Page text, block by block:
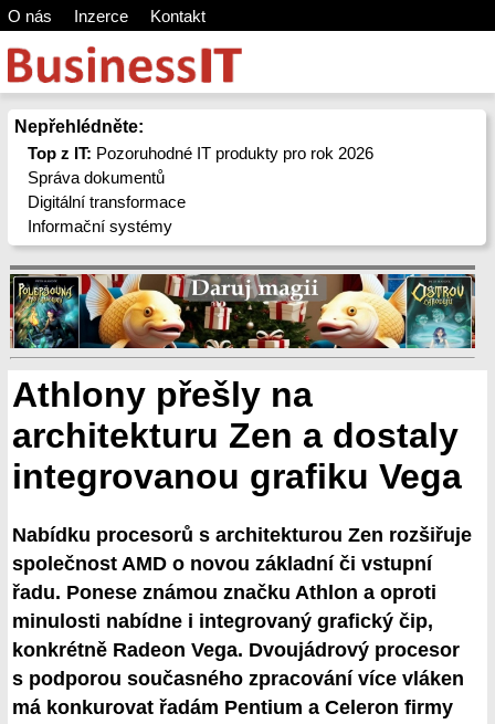
O nás Inzerce Kontakt
Nepřehlédněte:
Top z IT: Pozoruhodné IT produkty pro rok 2026
Správa dokumentů
Digitální transformace
Informační systémy
Athlony přešly na
architekturu Zen a dostaly
integrovanou grafiku Vega
Nabídku procesorů s architekturou Zen rozšiřuje
společnost AMD o novou základní či vstupní
řadu. Ponese známou značku Athlon a oproti
minulosti nabídne i integrovaný grafický čip,
konkrétně Radeon Vega. Dvoujádrový procesor
s podporou současného zpracování více vláken
má konkurovat řadám Pentium a Celeron firmy